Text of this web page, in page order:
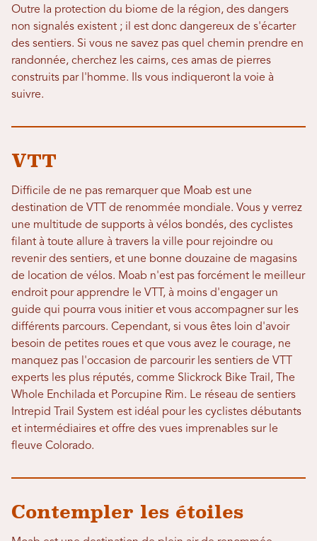
Outre la protection du biome de la région, des dangers
non signalés existent ; il est donc dangereux de s'écarter
des sentiers. Si vous ne savez pas quel chemin prendre en
randonnée, cherchez les cairns, ces amas de pierres
construits par l'homme. Ils vous indiqueront la voie à
suivre.
VTT
Difficile de ne pas remarquer que Moab est une
destination de VTT de renommée mondiale. Vous y verrez
une multitude de supports à vélos bondés, des cyclistes
filant à toute allure à travers la ville pour rejoindre ou
revenir des sentiers, et une bonne douzaine de magasins
de location de vélos. Moab n'est pas forcément le meilleur
endroit pour apprendre le VTT, à moins d'engager un
guide qui pourra vous initier et vous accompagner sur les
différents parcours. Cependant, si vous êtes loin d'avoir
besoin de petites roues et que vous avez le courage, ne
manquez pas l'occasion de parcourir les sentiers de VTT
experts les plus réputés, comme Slickrock Bike Trail, The
Whole Enchilada et Porcupine Rim. Le réseau de sentiers
Intrepid Trail System est idéal pour les cyclistes débutants
et intermédiaires et offre des vues imprenables sur le
fleuve Colorado.
Contempler les étoiles